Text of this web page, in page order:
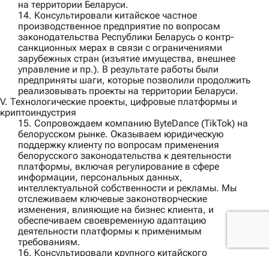
на территории Беларуси.
14. Консультировали китайское частное
производственное предприятие по вопросам
законодательства Республики Беларусь о контр-
санкционных мерах в связи с ограничениями
зарубежных стран (изъятие имущества, внешнее
управление и пр.). В результате работы были
предприняты шаги, которые позволили продолжить
реализовывать проекты на территории Беларуси.
V. Технологические проекты, цифровые платформы и
криптоиндустрия
15. Сопровождаем компанию ByteDance (TikTok) на
белорусском рынке. Оказываем юридическую
поддержку клиенту по вопросам применения
белорусского законодательства к деятельности
платформы, включая регулирование в сфере
информации, персональных данных,
интеллектуальной собственности и рекламы. Мы
отслеживаем ключевые законотворческие
изменения, влияющие на бизнес клиента, и
обеспечиваем своевременную адаптацию
деятельности платформы к применимым
требованиям.
16. Консультировали крупного китайского